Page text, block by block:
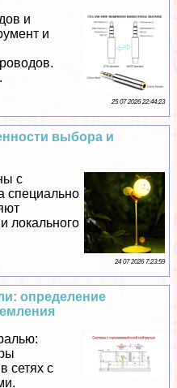
и
и
25 07 2026 22:44:23
выбора и
с
специально
локального
24 07 2026 7:23:59
определение
сетях с